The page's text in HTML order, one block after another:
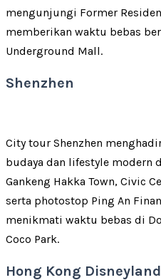
mengunjungi Former
memberikan waktu bebas
Underground Mall.
Shenzhen
City tour Shenzhen
budaya dan lifestyle modern
Gankeng Hakka Town, Civic
serta photostop Ping An
menikmati waktu bebas di
Coco Park.
Hong Kong Disneyland